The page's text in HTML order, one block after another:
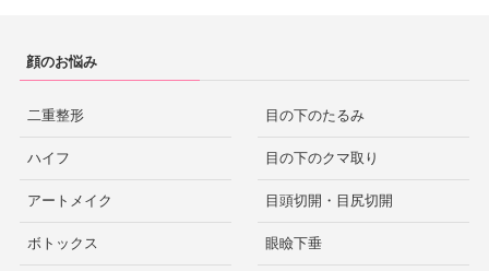
顔のお悩み
二重整形
ハイフ
アートメイク
ボトックス
目の下のたるみ
目の下のクマ取り
目頭切開・目尻切開
眼瞼下垂